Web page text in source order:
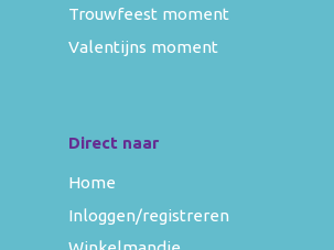
Trouwfeest moment
Valentijns moment
Direct naar
Home
Inloggen/registreren